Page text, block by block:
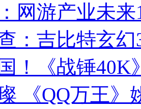
网游产业未
：吉比特玄
！《战锤40K
《QQ万王》